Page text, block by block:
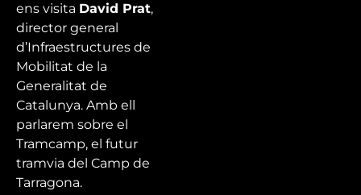
ens visita David Prat,
director general
d’Infraestructures de
Mobilitat de la
Generalitat de
Catalunya. Amb ell
parlarem sobre el
Tramcamp, el futur
tramvia del Camp de
Tarragona.